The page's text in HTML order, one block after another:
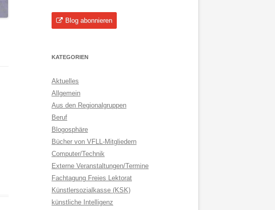
Blog abonnieren
KATEGORIEN
Aktuelles
Allgemein
Aus den Regionalgruppen
Beruf
Blogosphäre
Bücher von VFLL-Mitgliedern
Computer/Technik
Externe Veranstaltungen/Termine
Fachtagung Freies Lektorat
Künstlersozialkasse (KSK)
künstliche Intelligenz